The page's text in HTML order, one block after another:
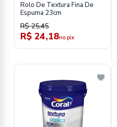
Rolo De Textura Fina De
Espuma 23cm
R$ 25,45
R$ 24,18no pix